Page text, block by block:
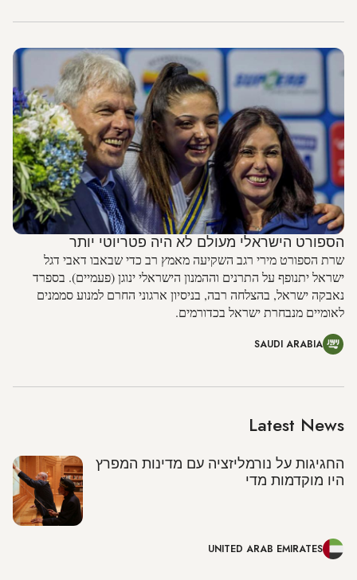
הספורט הישראלי מעולם לא היה פטריוטי יותר
שרת הספורט מירי רגב השקיעה מאמץ רב כדי שבאבו דאבי דגל
ישראל יתנופף על התרנים וההמנון הישראלי ינוגן (פעמיים). בספרד
נאבקה ישראל, בהצלחה רבה, בניסיון ארגוני החרם למנוע סממנים
לאומיים מנבחרת ישראל בכדורמים.
SAUDI ARABIA
Latest News
החגיגות על נורמליזציה עם מדינות המפרץ
היו מוקדמות מדי
UNITED ARAB EMIRATES